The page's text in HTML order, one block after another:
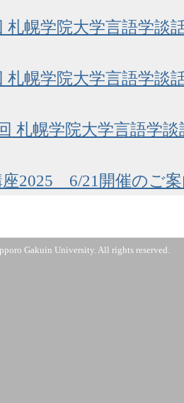
札幌学院大学言語学
札幌学院大学言語学
札幌学院大学言語学
座2025 6/21開催のご
Gakuin University. All rights reserved.